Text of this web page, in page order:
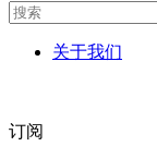
关于我们
订阅